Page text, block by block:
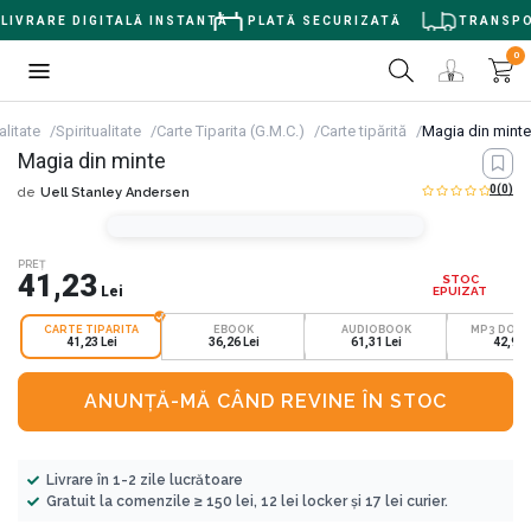
DIGITALĂ INSTANTĂ PLATĂ SECURIZATĂ
0
Spiritualitate Carte Tiparita (G.M.C.) Carte tipărită Magia din minte
Magia din minte
de Uell Stanley Andersen 0(0)
PREȚ
41,23 Lei
STOC
EPUIZAT
CARTE TIPARITA
41,23 Lei
EBOOK
36,26 Lei
AUDIOBOOK
61,31 Lei
MP3
42,92
ANUNȚĂ-MĂ CÂND REVINE ÎN STOC
Livrare în 1-2 zile lucrătoare
Gratuit la comenzile ≥ 150 lei, 12 lei locker și 17 lei curier.